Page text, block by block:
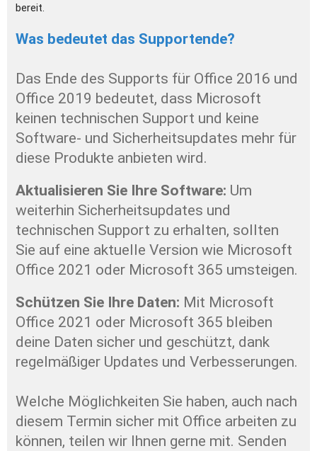
bereit.
Was bedeutet das Supportende?
Das Ende des Supports für Office 2016 und
Office 2019 bedeutet, dass Microsoft
keinen technischen Support und keine
Software- und Sicherheitsupdates mehr für
diese Produkte anbieten wird.
Aktualisieren Sie Ihre Software: Um
weiterhin Sicherheitsupdates und
technischen Support zu erhalten, sollten
Sie auf eine aktuelle Version wie Microsoft
Office 2021 oder Microsoft 365 umsteigen.
Schützen Sie Ihre Daten: Mit Microsoft
Office 2021 oder Microsoft 365 bleiben
deine Daten sicher und geschützt, dank
regelmäßiger Updates und Verbesserungen.
Welche Möglichkeiten Sie haben, auch nach
diesem Termin sicher mit Office arbeiten zu
können, teilen wir Ihnen gerne mit. Senden